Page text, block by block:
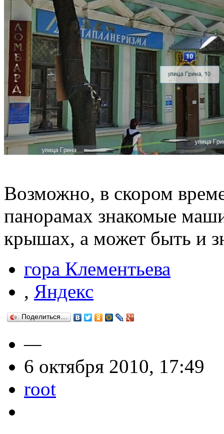
Возможно, в скором
панорамах знакомые
крышах, а может быть и
гора Клементьева
, Яндекс
Поделиться…
—
6 октября 2010, 17:49
root